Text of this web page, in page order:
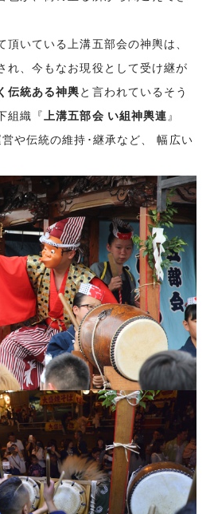
いている上溝五部会の神輿は、
れ、今もなお現役として受け継が
伝統ある神輿と言われているそう
組織『 上溝五部会 い組神輿連 』
や伝統の維持･継承など、 幅広い